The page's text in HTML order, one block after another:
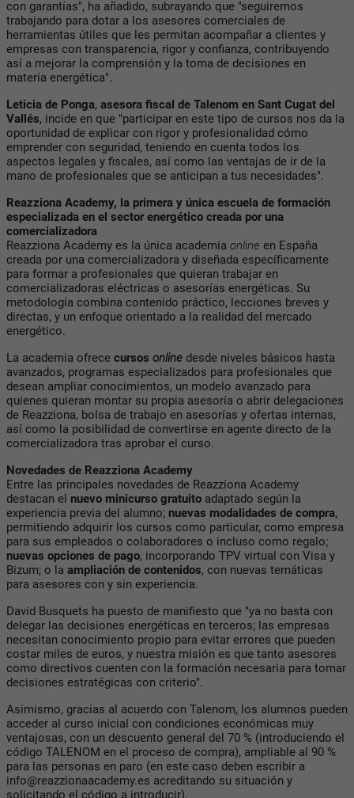
con garantías", ha añadido, subrayando que "seguiremos
trabajando para dotar a los asesores comerciales de
herramientas útiles que les permitan acompañar a clientes y
empresas con transparencia, rigor y confianza, contribuyendo
así a mejorar la comprensión y la toma de decisiones en
materia energética".
Leticia de Ponga, asesora fiscal de Talenom en Sant Cugat del
Vallés, incide en que "participar en este tipo de cursos nos da la
oportunidad de explicar con rigor y profesionalidad cómo
emprender con seguridad, teniendo en cuenta todos los
aspectos legales y fiscales, así como las ventajas de ir de la
mano de profesionales que se anticipan a tus necesidades".
Reazziona Academy, la primera y única escuela de formación
especializada en el sector energético creada por una
comercializadora
Reazziona Academy es la única academia online en España
creada por una comercializadora y diseñada específicamente
para formar a profesionales que quieran trabajar en
comercializadoras eléctricas o asesorías energéticas. Su
metodología combina contenido práctico, lecciones breves y
directas, y un enfoque orientado a la realidad del mercado
energético.
La academia ofrece cursos online desde niveles básicos hasta
avanzados, programas especializados para profesionales que
desean ampliar conocimientos, un modelo avanzado para
quienes quieran montar su propia asesoría o abrir delegaciones
de Reazziona, bolsa de trabajo en asesorías y ofertas internas,
así como la posibilidad de convertirse en agente directo de la
comercializadora tras aprobar el curso.
Novedades de Reazziona Academy
Entre las principales novedades de Reazziona Academy
destacan el nuevo minicurso gratuito adaptado según la
experiencia previa del alumno; nuevas modalidades de compra,
permitiendo adquirir los cursos como particular, como empresa
para sus empleados o colaboradores o incluso como regalo;
nuevas opciones de pago, incorporando TPV virtual con Visa y
Bizum; o la ampliación de contenidos, con nuevas temáticas
para asesores con y sin experiencia.
David Busquets ha puesto de manifiesto que "ya no basta con
delegar las decisiones energéticas en terceros; las empresas
necesitan conocimiento propio para evitar errores que pueden
costar miles de euros, y nuestra misión es que tanto asesores
como directivos cuenten con la formación necesaria para tomar
decisiones estratégicas con criterio".
Asimismo, gracias al acuerdo con Talenom, los alumnos pueden
acceder al curso inicial con condiciones económicas muy
ventajosas, con un descuento general del 70 % (introduciendo el
código TALENOM en el proceso de compra), ampliable al 90 %
para las personas en paro (en este caso deben escribir a
info@reazzionaacademy.es acreditando su situación y
solicitando el código a introducir).